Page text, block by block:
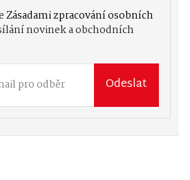
Zásadami zpracování osobních
novinek a obchodních
Odeslat